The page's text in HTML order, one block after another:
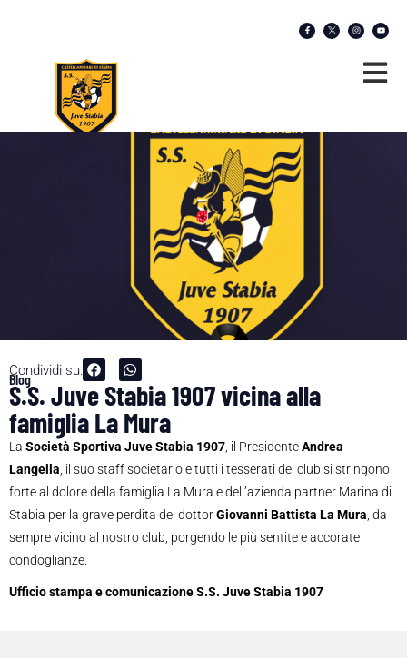
Condividi su:
Blog
S.S. Juve Stabia 1907 vicina alla
famiglia La Mura
La Società Sportiva Juve Stabia 1907 , il PresidenteAndrea
Langella , il suo staff societario e tutti i tesserati del club si stringono
forte al dolore della famiglia La Mura e dell’azienda partner Marina di
Stabia per la grave perdita del dottorGiovanni Battista La Mura , da
sempre vicino al nostro club, porgendo le più sentite e accorate
condoglianze.
Ufficio stampa e comunicazione S.S. Juve Stabia 1907